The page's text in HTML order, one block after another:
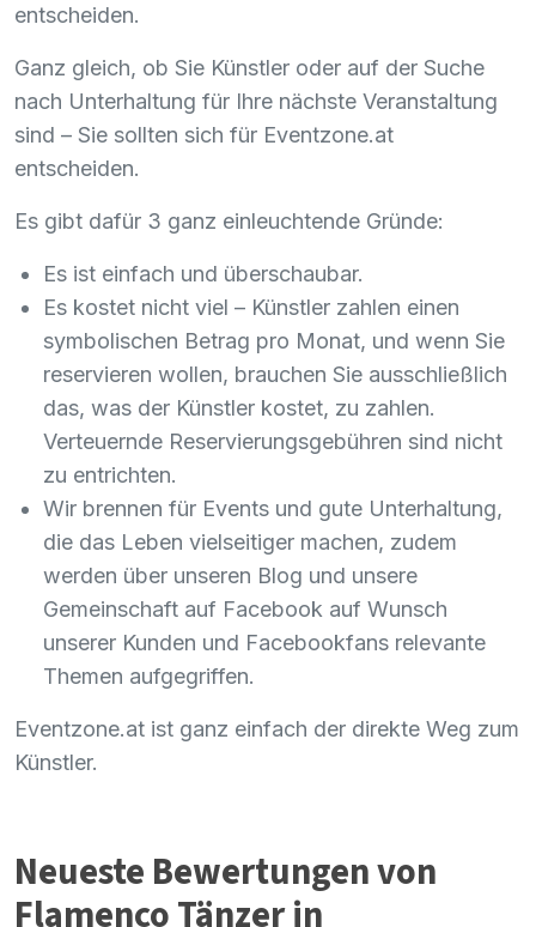
entscheiden.
Ganz gleich, ob Sie Künstler oder auf der Suche
nach Unterhaltung für Ihre nächste Veranstaltung
sind – Sie sollten sich für Eventzone.at
entscheiden.
Es gibt dafür 3 ganz einleuchtende Gründe:
Es ist einfach und überschaubar.
Es kostet nicht viel – Künstler zahlen einen
symbolischen Betrag pro Monat, und wenn Sie
reservieren wollen, brauchen Sie ausschließlich
das, was der Künstler kostet, zu zahlen.
Verteuernde Reservierungsgebühren sind nicht
zu entrichten.
Wir brennen für Events und gute Unterhaltung,
die das Leben vielseitiger machen, zudem
werden über unseren Blog und unsere
Gemeinschaft auf Facebook auf Wunsch
unserer Kunden und Facebookfans relevante
Themen aufgegriffen.
Eventzone.at ist ganz einfach der direkte Weg zum
Künstler.
Neueste Bewertungen von
Flamenco Tänzer in